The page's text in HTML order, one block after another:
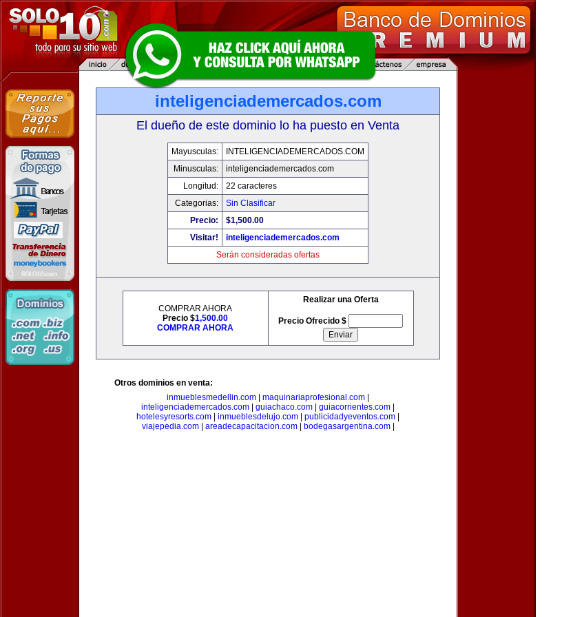
inteligenciademercados.com
El dueño de este dominio lo ha puesto en Venta
Mayusculas:
INTELIGENCIADEMERCADOS.COM
Minusculas:
inteligenciademercados.com
Longitud:
22 caracteres
Categorias:
Sin Clasificar
Precio:
$1,500.00
Visitar!
inteligenciademercados.com
Serán consideradas ofertas
COMPRAR AHORA
Precio $1,500.00
COMPRAR AHORA
Realizar una Oferta
Precio Ofrecido $
Otros dominios en venta:
inmueblesmedellin.com
maquinariaprofesional.com
inteligenciademercados.com
guiachaco.com guiacorrientes.com
hotelesyresorts.com
inmueblesdelujo.com publicidadyeventos.com
viajepedia.com| areadecapacitacion.com| bodegasargentina.com|